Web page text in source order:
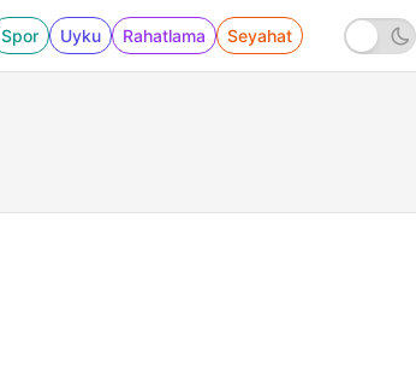
Spor Uyku Rahatlama Seyahat